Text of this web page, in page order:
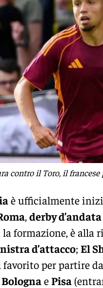
contro il Toro, il
è ufficialmente
,derby d’andata
formazione, è alla
d’attacco; El
favorito per partire
BolognaePisa